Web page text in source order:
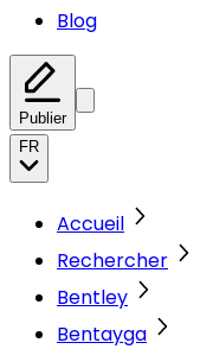
Blog
Publier
FR
Accueil
Rechercher
Bentley
Bentayga